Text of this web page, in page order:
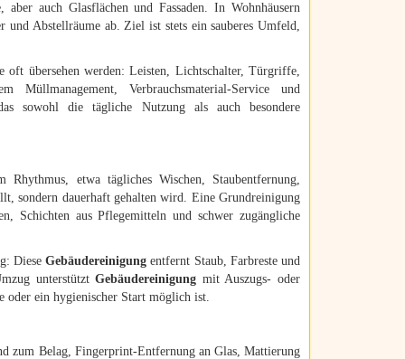
auch Glasflächen und Fassaden. In Wohnhäusern
Abstellräume ab. Ziel ist stets ein sauberes Umfeld,
übersehen werden: Leisten, Lichtschalter, Türgriffe,
Verbrauchsmaterial-Service und
sowohl die tägliche Nutzung als auch besondere
etwa tägliches Wischen, Staubentfernung,
sondern dauerhaft gehalten wird. Eine Grundreinigung
Schichten aus Pflegemitteln und schwer zugängliche
DieseGebäudereinigung entfernt Staub, Farbreste und
unterstütztGebäudereinigung mit Auszugs- oder
oder ein hygienischer Start möglich ist.
zum Belag, Fingerprint-Entfernung an Glas, Mattierung